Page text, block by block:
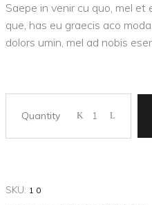
on
customer
rating
Saepe in venir cu quo, mel et
que, has eu graecis aco
dolors umin, mel ad nobis
Quantity
SKU: 10